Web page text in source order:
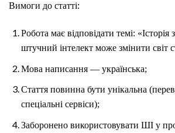
Вимоги до статті:
Робота має відповідати темі: «Історія
штучний інтелект може змінити світ
Мова написання — українська;
Стаття повинна бути унікальна
спеціальні сервіси);
Заборонено використовувати ШІ у